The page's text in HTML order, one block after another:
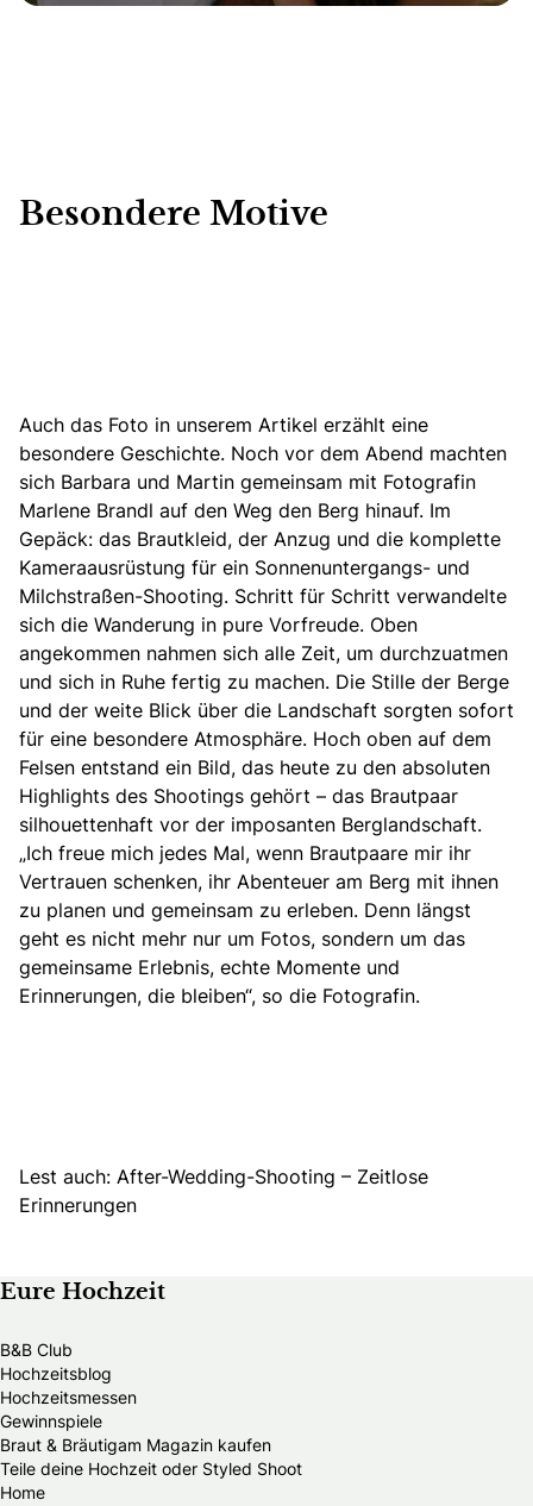
Besondere Motive
Auch das Foto in unserem Artikel erzählt eine
besondere Geschichte. Noch vor dem Abend machten
sich Barbara und Martin gemeinsam mit Fotografin
Marlene Brandl auf den Weg den Berg hinauf. Im
Gepäck: das Brautkleid, der Anzug und die komplette
Kameraausrüstung für ein Sonnenuntergangs- und
Milchstraßen-Shooting. Schritt für Schritt verwandelte
sich die Wanderung in pure Vorfreude. Oben
angekommen nahmen sich alle Zeit, um durchzuatmen
und sich in Ruhe fertig zu machen. Die Stille der Berge
und der weite Blick über die Landschaft sorgten sofort
für eine besondere Atmosphäre. Hoch oben auf dem
Felsen entstand ein Bild, das heute zu den absoluten
Highlights des Shootings gehört – das Brautpaar
silhouettenhaft vor der imposanten Berglandschaft.
„Ich freue mich jedes Mal, wenn Brautpaare mir ihr
Vertrauen schenken, ihr Abenteuer am Berg mit ihnen
zu planen und gemeinsam zu erleben. Denn längst
geht es nicht mehr nur um Fotos, sondern um das
gemeinsame Erlebnis, echte Momente und
Erinnerungen, die bleiben“, so die Fotografin.
Lest auch: After-Wedding-Shooting – Zeitlose
Erinnerungen
Eure Hochzeit
B&B Club
Hochzeitsblog
Hochzeitsmessen
Gewinnspiele
Braut & Bräutigam Magazin kaufen
Teile deine Hochzeit oder Styled Shoot
Home